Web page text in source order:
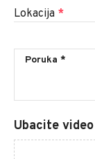
Lokacija *
Ubacite